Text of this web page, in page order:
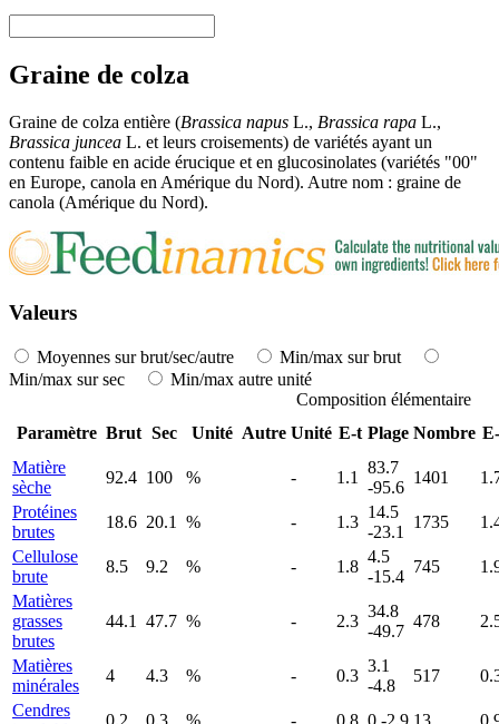
Graine de colza
Graine de colza entière (Brassica napus L., Brassica rapa L.,
Brassica juncea L. et leurs croisements) de variétés ayant un
contenu faible en acide érucique et en glucosinolates (variétés "00"
en Europe, canola en Amérique du Nord). Autre nom : graine de
canola (Amérique du Nord).
Valeurs
Moyennes sur brut/sec/autre
Min/max sur brut
Min/max sur sec
Min/max autre unité
Composition élémentaire
Paramètre Brut Sec Unité Autre Unité E-t Plage Nombre
Matière
sèche
92.4 100 % - 1.1
83.7
-95.6
1401
Protéines
brutes
18.6 20.1 % - 1.3
14.5
-23.1
1735
Cellulose
brute
8.5 9.2 % - 1.8
4.5
-15.4
745
Matières
grasses
brutes
44.1 47.7 % - 2.3
34.8
-49.7
478
Matières
minérales
4 4.3 % - 0.3
3.1
-4.8
517
Cendres